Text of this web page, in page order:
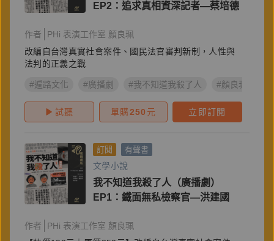
EP2：追求真相資深記者—蔡培德
作者
PHi 表演工作室 顏良珮
改編自台灣真實社會案件、國民法官審判新制，人性與
法判的正義之戰
#遍路文化 #廣播劇 #我不知道我殺了人 #顏良珮
試聽 單購250 元 立即訂閱
訂閱 有聲書
文學小說
我不知道我殺了人（廣播劇）
EP1：鐵面無私檢察官—洪建國
作者
PHi 表演工作室 顏良珮